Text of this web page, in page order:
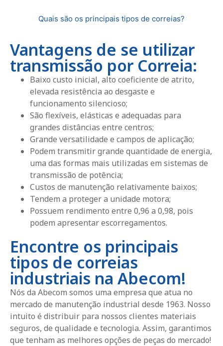
Quais são os principais tipos de correias?
Vantagens de se utilizar
transmissão por Correia:
Baixo custo inicial, alto coeficiente de atrito,
elevada resistência ao desgaste e
funcionamento silencioso;
São flexíveis, elásticas e adequadas para
grandes distâncias entre centros;
Grande versatilidade e campos de aplicação;
Podem transmitir grande quantidade de energia,
uma das formas mais utilizadas em sistemas de
transmissão de potência;
Custos de manutenção relativamente baixos;
Tendem a proteger a unidade motora;
Possuem rendimento entre 0,96 a 0,98, pois
podem apresentar escorregamentos.
Encontre os principais
tipos de correias
industriais na Abecom!
Nós da Abecom somos uma empresa que atua no
mercado de manutenção industrial desde 1963. Nosso
intuito é distribuir para nossos clientes materiais
seguros, de qualidade e tecnologia. Assim, garantimos
que tenham as melhores opções de peças do mercado!